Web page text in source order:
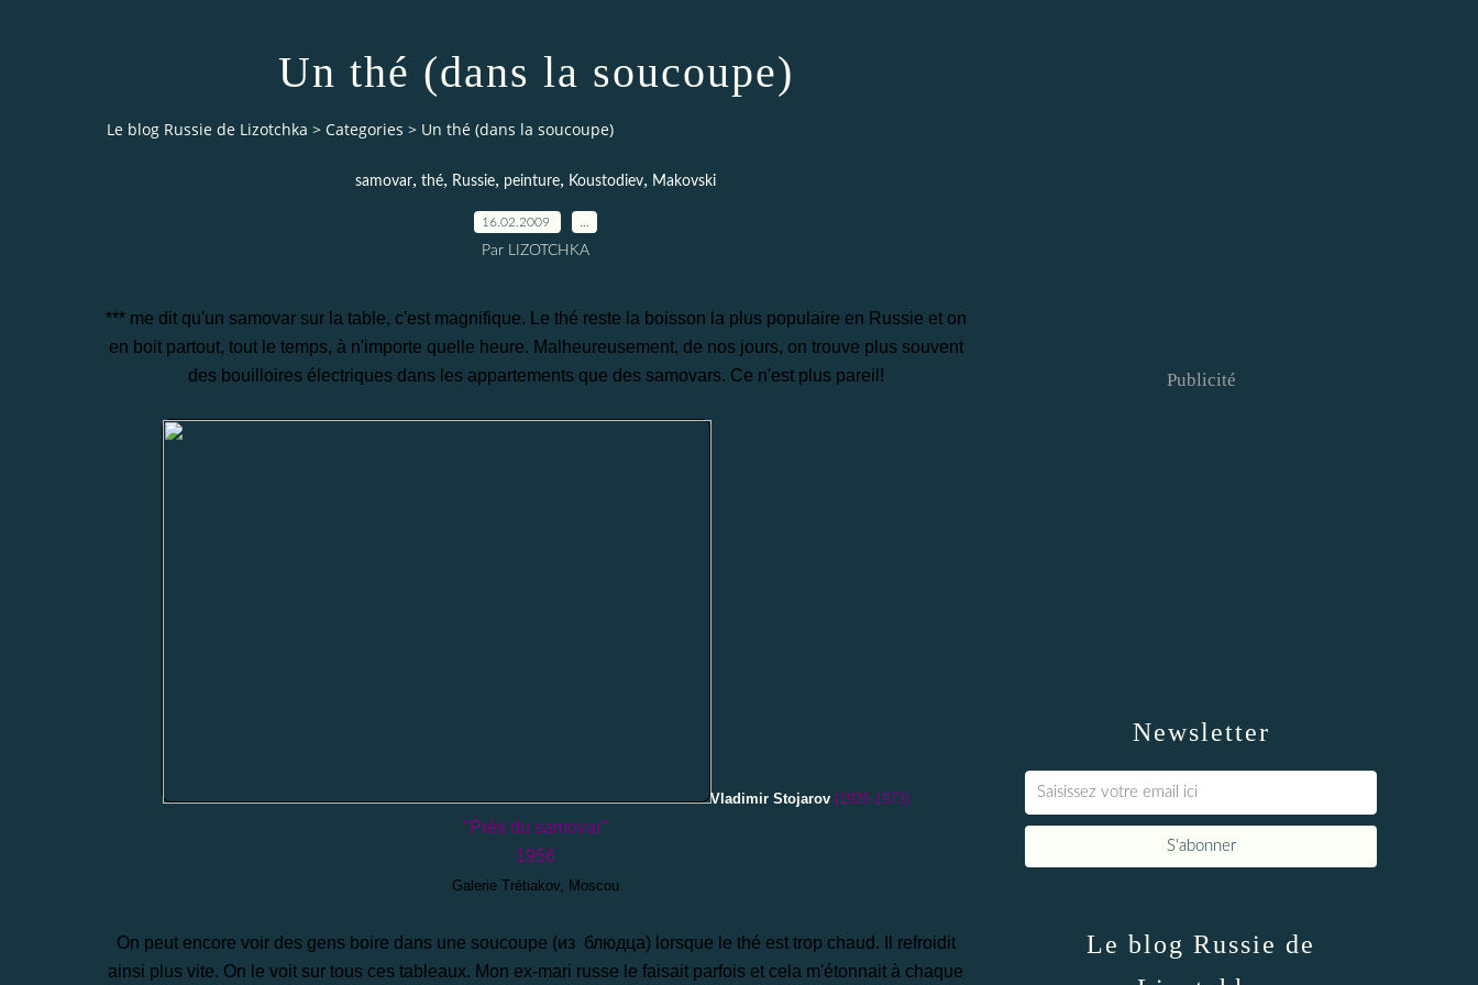
Un thé (dans la soucoupe)
Le blog Russie de Lizotchka > Categories > Un thé (dans la soucoupe)
samovar, thé, Russie, peinture, Koustodiev, Makovski
16.02.2009
Par LIZOTCHKA
*** me dit qu'un samovar sur la table, c'est magnifique. Le thé reste la boisson la plus populaire en Russie et on
en boit partout, tout le temps, à n'importe quelle heure. Malheureusement, de nos jours, on trouve plus souvent
des bouilloires électriques dans les appartements que des samovars. Ce n'est plus pareil!
Vladimir Stojarov (1926-1973)
"Près du samovar"
1956
Galerie Trétiakov, Moscou
On peut encore voir des gens boire dans une soucoupe (из блюдца) lorsque le thé est trop chaud. Il refroidit
ainsi plus vite. On le voit sur tous ces tableaux. Mon ex-mari russe le faisait parfois et cela m'étonnait à chaque
Newsletter
Publicité
Le blog Russie de